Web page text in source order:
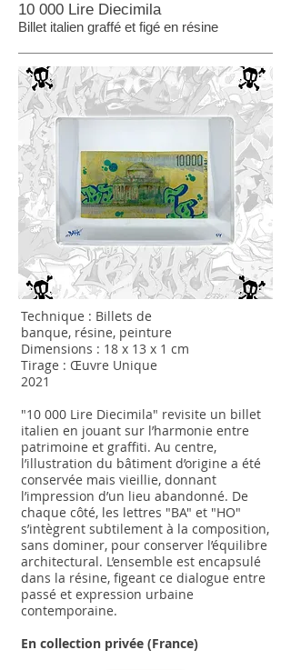
10 000 Lire Diecimila
Billet italien graffé et figé en résine
Technique : Billets de
banque, résine, peinture
Dimensions : 18 x 13 x 1 cm
Tirage : Œuvre Unique
2021
"10 000 Lire Diecimila" revisite un billet
italien en jouant sur l’harmonie entre
patrimoine et graffiti. Au centre,
l’illustration du bâtiment d’origine a été
conservée mais vieillie, donnant
l’impression d’un lieu abandonné. De
chaque côté, les lettres "BA" et "HO"
s’intègrent subtilement à la composition,
sans dominer, pour conserver l’équilibre
architectural. L’ensemble est encapsulé
dans la résine, figeant ce dialogue entre
passé et expression urbaine
contemporaine.
En collection privée (France)